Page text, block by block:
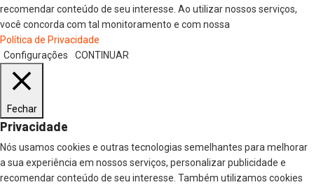
recomendar conteúdo de seu interesse. Ao utilizar nossos serviços,
você concorda com tal monitoramento e com nossa
Política de Privacidade
Configurações
CONTINUAR
Fechar
Privacidade
Nós usamos cookies e outras tecnologias semelhantes para melhorar
a sua experiência em nossos serviços, personalizar publicidade e
recomendar conteúdo de seu interesse. Também utilizamos cookies